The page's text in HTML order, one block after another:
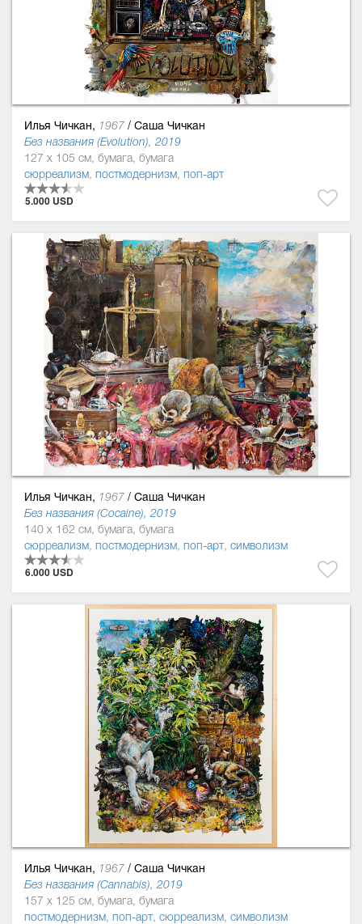
Илья Чичкан, 1967 / Саша Чичкан
Без названия (Evolution), 2019
127 x 105 см, бумага, бумага
сюрреализм, постмодернизм, поп-арт
5.000 USD
Илья Чичкан, 1967 / Саша Чичкан
Без названия (Cocaine), 2019
140 x 162 см, бумага, бумага
сюрреализм, постмодернизм, поп-арт, символизм
6.000 USD
Илья Чичкан, 1967 / Саша Чичкан
Без названия (Cannabis), 2019
157 x 125 см, бумага, бумага
постмодернизм, поп-арт, сюрреализм, символизм